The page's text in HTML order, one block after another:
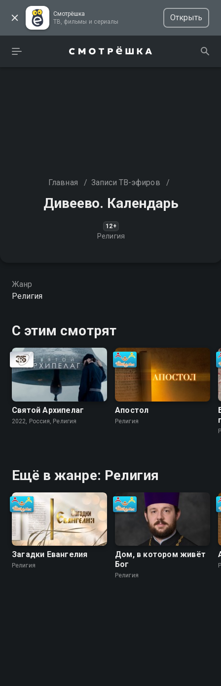
Смотрёшка
ТВ, фильмы и сериалы
Открыть
Главная / Записи ТВ-эфиров /
Дивеево. Календарь
12+
Религия
Жанр
Религия
С этим смотрят
Святой Архипелаг
2022, Россия, Религия
Апостол
Религия
Ещё в жанре: Религия
Загадки Евангелия
Религия
Дом, в котором живёт
Бог
Религия